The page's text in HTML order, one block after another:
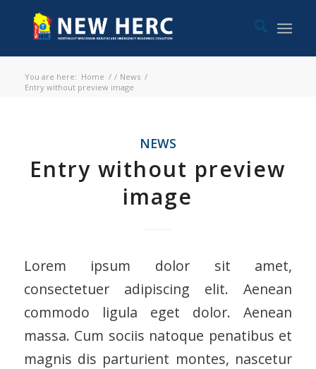
You are here: Home / / News /
Entry without preview image
NEWS
Entry without preview
image
Lorem ipsum dolor sit amet,
consectetuer adipiscing elit. Aenean
commodo ligula eget dolor. Aenean
massa. Cum sociis natoque penatibus et
magnis dis parturient montes, nascetur